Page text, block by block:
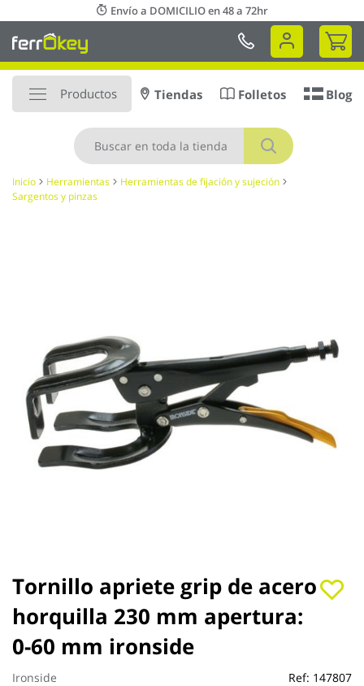
al
contenido
Envío a DOMICILIO en 48 a 72hr
Mi
Productos
Buscar
Tiendas Folletos Blog
Inicio Herramientas
Herramientas de fijación y sujeción
Sargentos y pinzas
Tornillo apriete grip de acero
horquilla 230 mm apertura:
0-60 mm ironside
Ironside Ref: 147807
imágenes
Saltar
al
comienzo
de
la
galería
de